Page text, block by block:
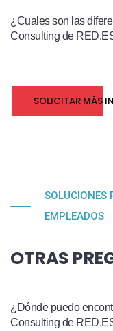
¿Cuales son las
Consulting de
SOLICITAR MÁS
SOLUCIONES
EMPLEADOS
OTRAS
¿Dónde puedo
Consulting de